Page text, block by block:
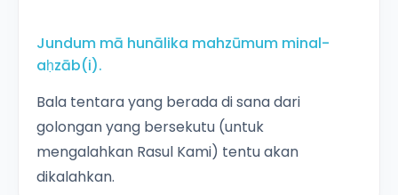
Jundum mā hunālika mahzūmum minal-
aḥzāb(i).
Bala tentara yang berada di sana dari
golongan yang bersekutu (untuk
mengalahkan Rasul Kami) tentu akan
dikalahkan.